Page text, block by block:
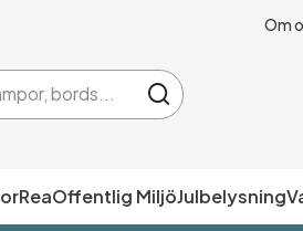
Om
ReaOffentlig MiljöJulbelysning